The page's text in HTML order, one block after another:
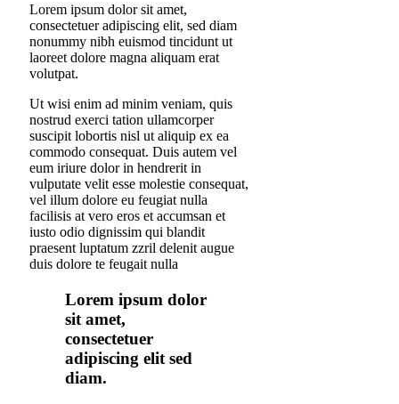
Lorem ipsum dolor sit amet,
consectetuer adipiscing elit, sed diam
nonummy nibh euismod tincidunt ut
laoreet dolore magna aliquam erat
volutpat.
Ut wisi enim ad minim veniam, quis
nostrud exerci tation ullamcorper
suscipit lobortis nisl ut aliquip ex ea
commodo consequat. Duis autem vel
eum iriure dolor in hendrerit in
vulputate velit esse molestie consequat,
vel illum dolore eu feugiat nulla
facilisis at vero eros et accumsan et
iusto odio dignissim qui blandit
praesent luptatum zzril delenit augue
duis dolore te feugait nulla
Lorem ipsum dolor
sit amet,
consectetuer
adipiscing elit sed
diam.